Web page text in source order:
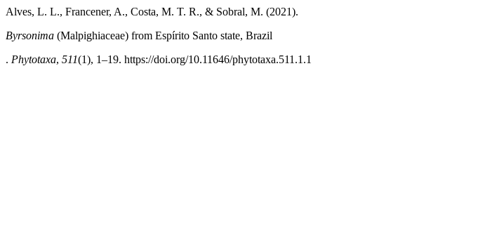
Alves, L. L., Francener, A., Costa, M. T. R., & Sobral, M. (2021).
Byrsonima (Malpighiaceae) from Espírito Santo state, Brazil
. Phytotaxa, 511(1), 1–19. https://doi.org/10.11646/phytotaxa.511.1.1